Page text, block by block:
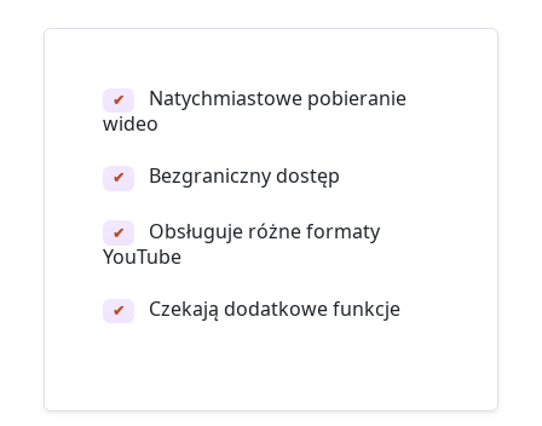
✔
Natychmiastowe pobieranie
wideo
✔ Bezgraniczny dostęp
✔
Obsługuje różne formaty
YouTube
✔ Czekają dodatkowe funkcje